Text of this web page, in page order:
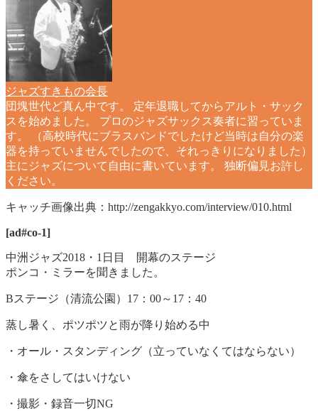
ジャズすきもの会長
団塊世代ど真ん中です。 定年退職してからアルト・サック
スを始めました。 プロのジャズサックス奏者に習っていま
す。 （高校時代にブラスバンドでしたけど当時は自分の楽
器を持っていませんでしたので、それっきりになりました）
主にジャズについて自由に書いています。 独断偏見お許し
ください。
キャッチ画像出典：http://zengakkyo.com/interview/010.html
[ad#co-1]
中洲ジャズ2018・1日目 開幕のステージ
ポンコ・ミラーを聞きました。
Bステージ（清流公園）17：00～17：40
蒸し暑く、ポツポツと雨が降り始める中
・オール・スタンディング（立っていなくてはならない）
・傘をさしてはいけない
・撮影・録音一切NG